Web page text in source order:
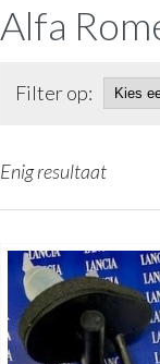
Alfa
Filter op:
Enig resultaat